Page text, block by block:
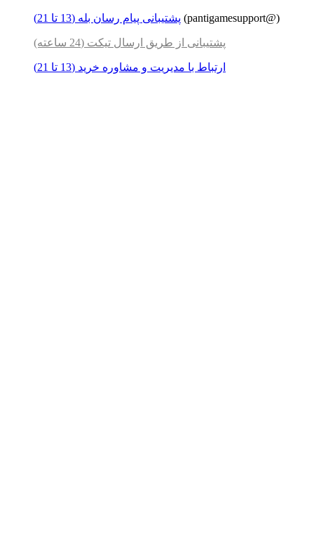
پشتیبانی پیام رسان بله (13 تا 21) (pantigamesupport@)
پشتیبانی از طریق ارسال تیکت (24 ساعته)
ارتباط با مدیریت و مشاوره خرید (13 تا 21)